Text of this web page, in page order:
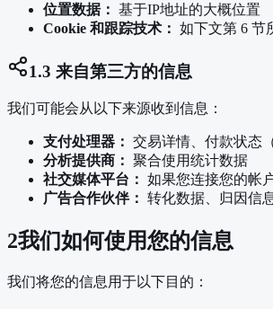
位置数据： 基于IP地址的大概位置
Cookie 和跟踪技术： 如下文第 6 节
1.3 来自第三方的信息
我们可能会从以下来源收到信息：
支付处理器： 交易详情、付款状态
分析提供商： 聚合使用统计数据
社交媒体平台： 如果您连接您的帐
广告合作伙伴： 转化数据、归因信
2我们如何使用您的信息
我们将您的信息用于以下目的：